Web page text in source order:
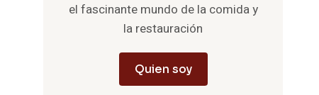
el fascinante mundo de la comida y
la restauración
Quien soy